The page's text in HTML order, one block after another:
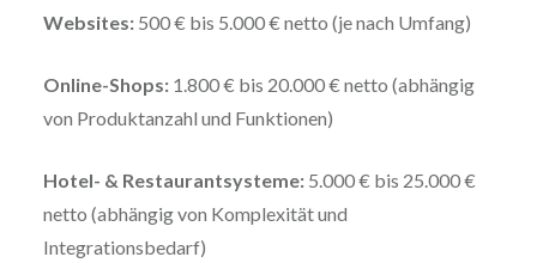
Websites:500 € bis 5.000 € netto (je nach Umfang)
Online-Shops:1.800 € bis 20.000 € netto (abhängig
von Produktanzahl und Funktionen)
Hotel- & Restaurantsysteme:5.000 € bis 25.000 €
netto (abhängig von Komplexität und
Integrationsbedarf)